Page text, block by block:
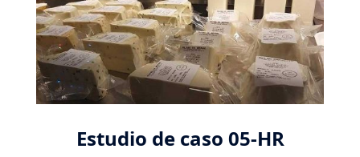
Estudio de caso 05-HR